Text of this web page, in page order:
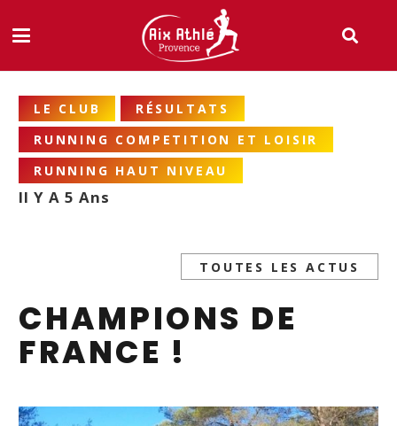
LE CLUB
RÉSULTATS
RUNNING COMPETITION ET LOISIR
RUNNING HAUT NIVEAU
Il Y A 5 Ans
TOUTES LES ACTUS
CHAMPIONS DE
FRANCE !